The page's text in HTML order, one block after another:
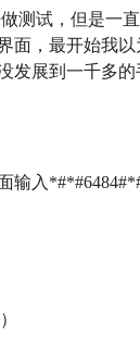
测试，但是一
面，最开始我
展到一千多的
输入